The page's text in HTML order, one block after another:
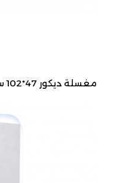
مغسلة ديكور 47*102 سم